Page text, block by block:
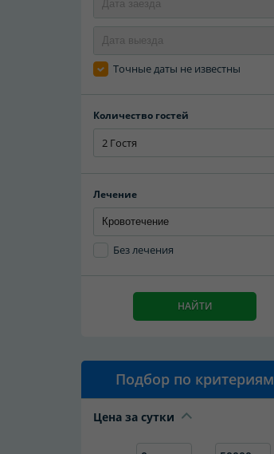
Точные даты не известны
Количество гостей
2 Гостя
Лечение
Без лечения
НАЙТИ
Подбор по критериям
Цена за сутки